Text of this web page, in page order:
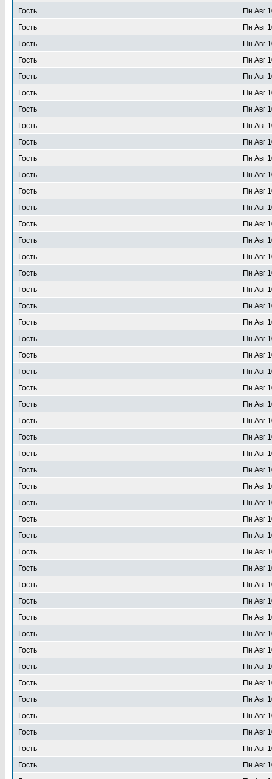
Гость
Пн Авг
Гость
Пн Авг
Гость
Пн Авг
Гость
Пн Авг
Гость
Пн Авг
Гость
Пн Авг
Гость
Пн Авг
Гость
Пн Авг
Гость
Пн Авг
Гость
Пн Авг
Гость
Пн Авг
Гость
Пн Авг
Гость
Пн Авг
Гость
Пн Авг
Гость
Пн Авг
Гость
Пн Авг
Гость
Пн Авг
Гость
Пн Авг
Гость
Пн Авг
Гость
Пн Авг
Гость
Пн Авг
Гость
Пн Авг
Гость
Пн Авг
Гость
Пн Авг
Гость
Пн Авг
Гость
Пн Авг
Гость
Пн Авг
Гость
Пн Авг
Гость
Пн Авг
Гость
Пн Авг
Гость
Пн Авг
Гость
Пн Авг
Гость
Пн Авг
Гость
Пн Авг
Гость
Пн Авг
Гость
Пн Авг
Гость
Пн Авг
Гость
Пн Авг
Гость
Пн Авг
Гость
Пн Авг
Гость
Пн Авг
Гость
Пн Авг
Гость
Пн Авг
Гость
Пн Авг
Гость
Пн Авг
Гость
Пн Авг
Гость
Пн Авг